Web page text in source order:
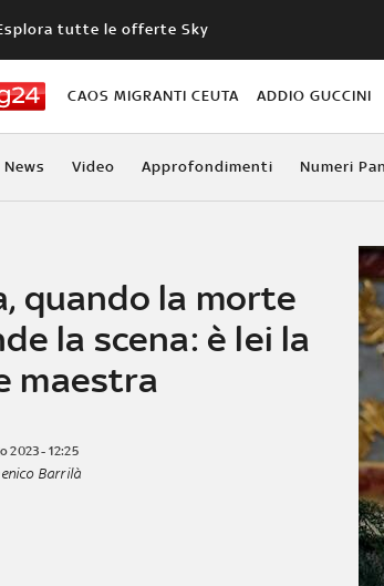
tutte le offerte Sky
CAOS MIGRANTI CEUTA ADDIO GUCCINI
News Video Approfondimenti Numeri
quando la morte
la scena: è lei la
maestra
2023 - 12:25
Barrilà